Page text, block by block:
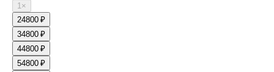
1×
24800 ₽
34800 ₽
44800 ₽
54800 ₽